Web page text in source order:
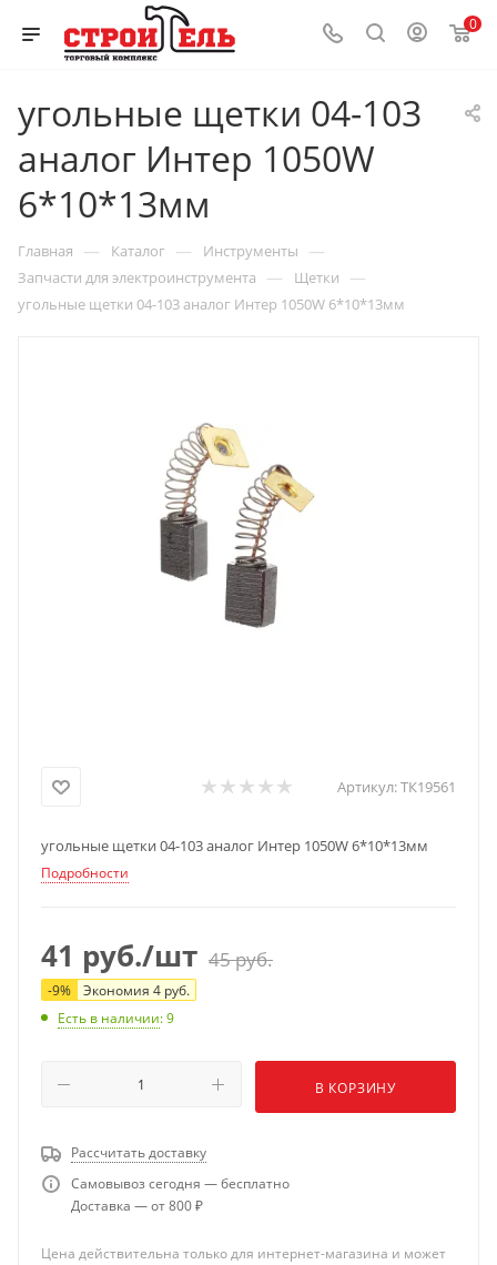
0
угольные щетки 04-103
аналог Интер 1050W
6*10*13мм
Главная — Каталог — Инструменты —
Запчасти для электроинструмента — Щетки —
угольные щетки 04-103 аналог Интер 1050W 6*10*13мм
Артикул:ТК19561
угольные щетки 04-103 аналог Интер 1050W 6*10*13мм
Подробности
41 руб./шт 45руб.
-9% Экономия 4 руб.
Есть в наличии: 9
В КОРЗИНУ
Рассчитать доставку
Самовывоз сегодня — бесплатно
Доставка — от 800 ₽
Цена действительна только для интернет-магазина и может